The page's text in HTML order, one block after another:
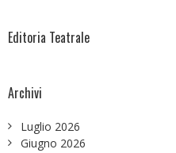
Editoria Teatrale
Archivi
Luglio 2026
Giugno 2026